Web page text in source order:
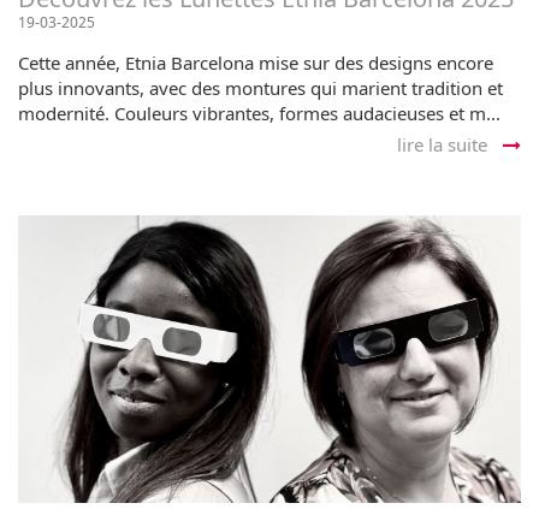
19-03-2025
Cette année, Etnia Barcelona mise sur des designs encore
plus innovants, avec des montures qui marient tradition et
modernité. Couleurs vibrantes, formes audacieuses et m...
lire la suite